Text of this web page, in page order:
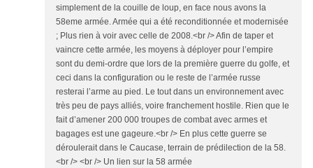
simplement de la couille de loup, en face nous avons la
58eme armée. Armée qui a été reconditionnée et modernisée
; Plus rien à voir avec celle de 2008.<br /> Afin de taper et
vaincre cette armée, les moyens à déployer pour l’empire
sont du demi-ordre que lors de la première guerre du golfe, et
ceci dans la configuration ou le reste de l’armée russe
resterai l’arme au pied. Le tout dans un environnement avec
très peu de pays alliés, voire franchement hostile. Rien que le
fait d’amener 200 000 troupes de combat avec armes et
bagages est une gageure.<br /> En plus cette guerre se
déroulerait dans le Caucase, terrain de prédilection de la 58.
<br /> <br /> Un lien sur la 58 armée